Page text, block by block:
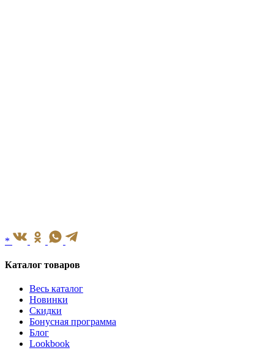
*
Каталог товаров
Весь каталог
Новинки
Скидки
Бонусная программа
Блог
Lookbook